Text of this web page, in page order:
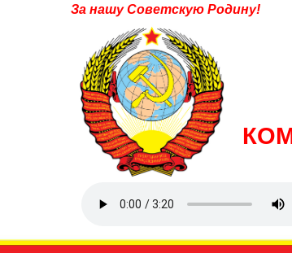
За нашу Советскую Родину!